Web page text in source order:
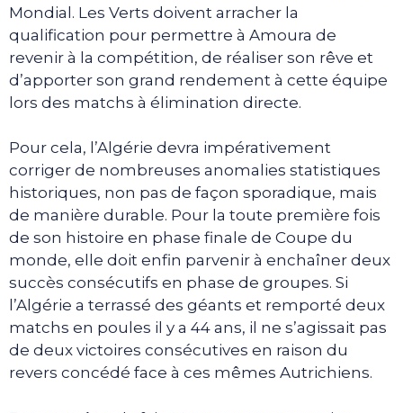
Mondial. Les Verts doivent arracher la
qualification pour permettre à Amoura de
revenir à la compétition, de réaliser son rêve et
d’apporter son grand rendement à cette équipe
lors des matchs à élimination directe.
Pour cela, l’Algérie devra impérativement
corriger de nombreuses anomalies statistiques
historiques, non pas de façon sporadique, mais
de manière durable. Pour la toute première fois
de son histoire en phase finale de Coupe du
monde, elle doit enfin parvenir à enchaîner deux
succès consécutifs en phase de groupes. Si
l’Algérie a terrassé des géants et remporté deux
matchs en poules il y a 44 ans, il ne s’agissait pas
de deux victoires consécutives en raison du
revers concédé face à ces mêmes Autrichiens.